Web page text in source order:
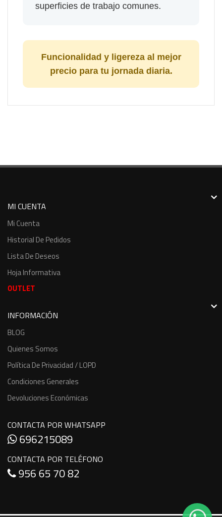
superficies de trabajo comunes.
Funcionalidad y ligereza al mejor
precio para tu jornada diaria.
MI CUENTA
Mi Cuenta
Historial De Pedidos
Lista De Deseos
Hoja Informativa
OUTLET
INFORMACIÓN
BLOG
Quienes Somos
Política De Privacidad / LOPD
Condiciones Generales
Devoluciones Económicas
CONTACTA POR WHATSAPP
696215089
CONTACTA POR TELÉFONO
956 65 70 82